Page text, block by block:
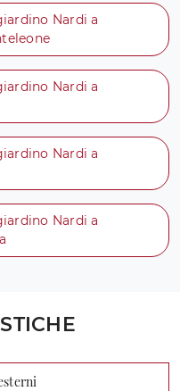
Nardi a
Nardi a
Nardi a
Nardi a